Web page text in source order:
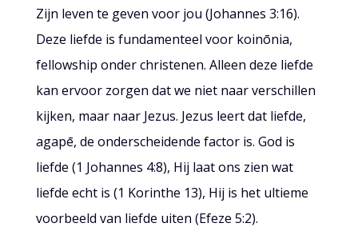
Zijn leven te geven voor jou (Johannes 3:16).
Deze liefde is fundamenteel voor koinōnia,
fellowship onder christenen. Alleen deze liefde
kan ervoor zorgen dat we niet naar verschillen
kijken, maar naar Jezus. Jezus leert dat liefde,
agapē, de onderscheidende factor is. God is
liefde (1 Johannes 4:8), Hij laat ons zien wat
liefde echt is (1 Korinthe 13), Hij is het ultieme
voorbeeld van liefde uiten (Efeze 5:2).